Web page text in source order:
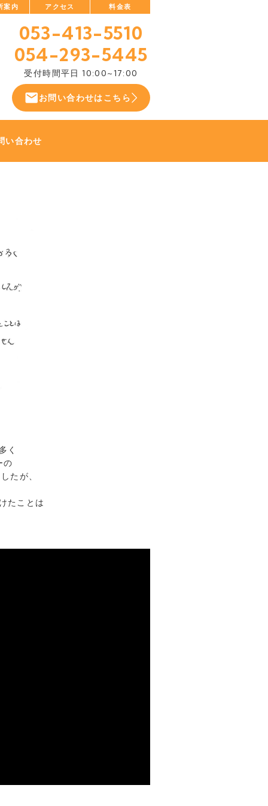
案内 アクセス 料金表
053-413-5510
054-293-5445
受付時間平日 10:00~17:00
お問い合わせはこちら
い合わせ
く
の
たが、
たことは